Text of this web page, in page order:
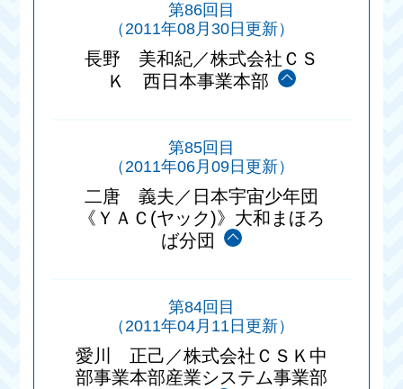
第86回目
（2011年08月30日更新）
長野 美和紀／株式会社ＣＳ
Ｋ 西日本事業本部
第85回目
（2011年06月09日更新）
二唐 義夫／日本宇宙少年団
《ＹＡＣ(ヤック)》大和まほろ
ば分団
第84回目
（2011年04月11日更新）
愛川 正己／株式会社ＣＳＫ中
部事業本部産業システム事業部